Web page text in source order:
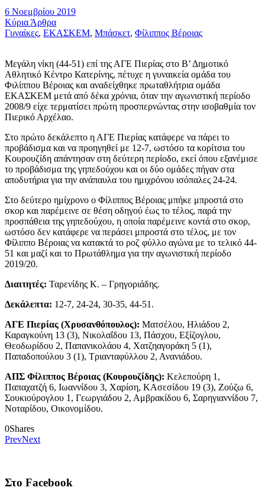
6 Νοεμβρίου 2019
Κύρια Άρθρα
Γυναίκες, ΕΚΑΣΚΕΜ, Μπάσκετ, Φίλιππος Βέροιας
Μεγάλη νίκη (44-51) επί της ΑΓΕ Πιερίας στο Β’ Δημοτικό
Αθλητικό Κέντρο Κατερίνης, πέτυχε η γυναικεία ομάδα του
Φιλίππου Βέροιας και αναδείχθηκε πρωταθλήτρια ομάδα
ΕΚΑΣΚΕΜ μετά από δέκα χρόνια, όταν την αγωνιστική περίοδο
2008/9 είχε τερματίσει πρώτη προσπερνώντας στην ισοβαθμία τον
Πιερικό Αρχέλαο.
Στο πρώτο δεκάλεπτο η ΑΓΕ Πιερίας κατάφερε να πάρει το
προβάδισμα και να προηγηθεί με 12-7, ωστόσο τα κορίτσια του
Κουρουζίδη απάντησαν στη δεύτερη περίοδο, εκεί όπου εξανέμισε
το προβάδισμα της γηπεδούχου και οι δύο ομάδες πήγαν στα
αποδυτήρια για την ανάπαυλα του ημιχρόνου ισόπαλες 24-24.
Στο δεύτερο ημίχρονο ο Φίλιππος Βέροιας μπήκε μπροστά στο
σκορ και παρέμεινε σε θέση οδηγού έως το τέλος, παρά την
προσπάθεια της γηπεδούχου, η οποία παρέμεινε κοντά στο σκορ,
ωστόσο δεν κατάφερε να περάσει μπροστά στο τέλος, με τον
Φίλιππο Βέροιας να κατακτά το ροζ φύλλο αγώνα με το τελικό 44-
51 και μαζί και το Πρωτάθλημα για την αγωνιστική περίοδο
2019/20.
Διαιτητές: Ταρενίδης Κ. – Γρηγοριάδης.
Δεκάλεπτα: 12-7, 24-24, 30-35, 44-51.
ΑΓΕ Πιερίας (Χρυσανθόπουλος): Ματσέλου, Ηλιάδου 2,
Καραγκούνη 13 (3), Νικολαΐδου 13, Πάσχου, Εξίζογλου,
Θεοδωρίδου 2, Παπανικολάου 4, Χατζηαγοράκη 5 (1),
Παπαδοπούλου 3 (1), Τριανταφύλλου 2, Ανανιάδου.
ΑΠΣ Φίλιππος Βέροιας (Κουρουζίδης): Κελεπούρη 1,
Παπαχατζή 6, Ιωαννίδου 3, Χαρίση, ΚΑσεσίδου 19 (3), Ζούζω 6,
Σουκιούρογλου 1, Γεωργιάδου 2, Αμβρακίδου 6, Σαρηγιαννίδου 7,
Νοταρίδου, Οικονομίδου.
0Shares
PrevNext
Στο Facebook